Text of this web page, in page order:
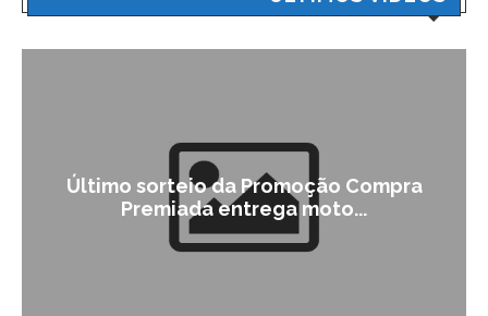
Último sorteio da Promoção Compra
Premiada entrega moto...